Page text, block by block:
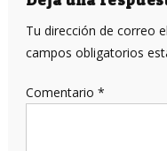
Tu dirección de correo
campos obligatorios
Comentario *